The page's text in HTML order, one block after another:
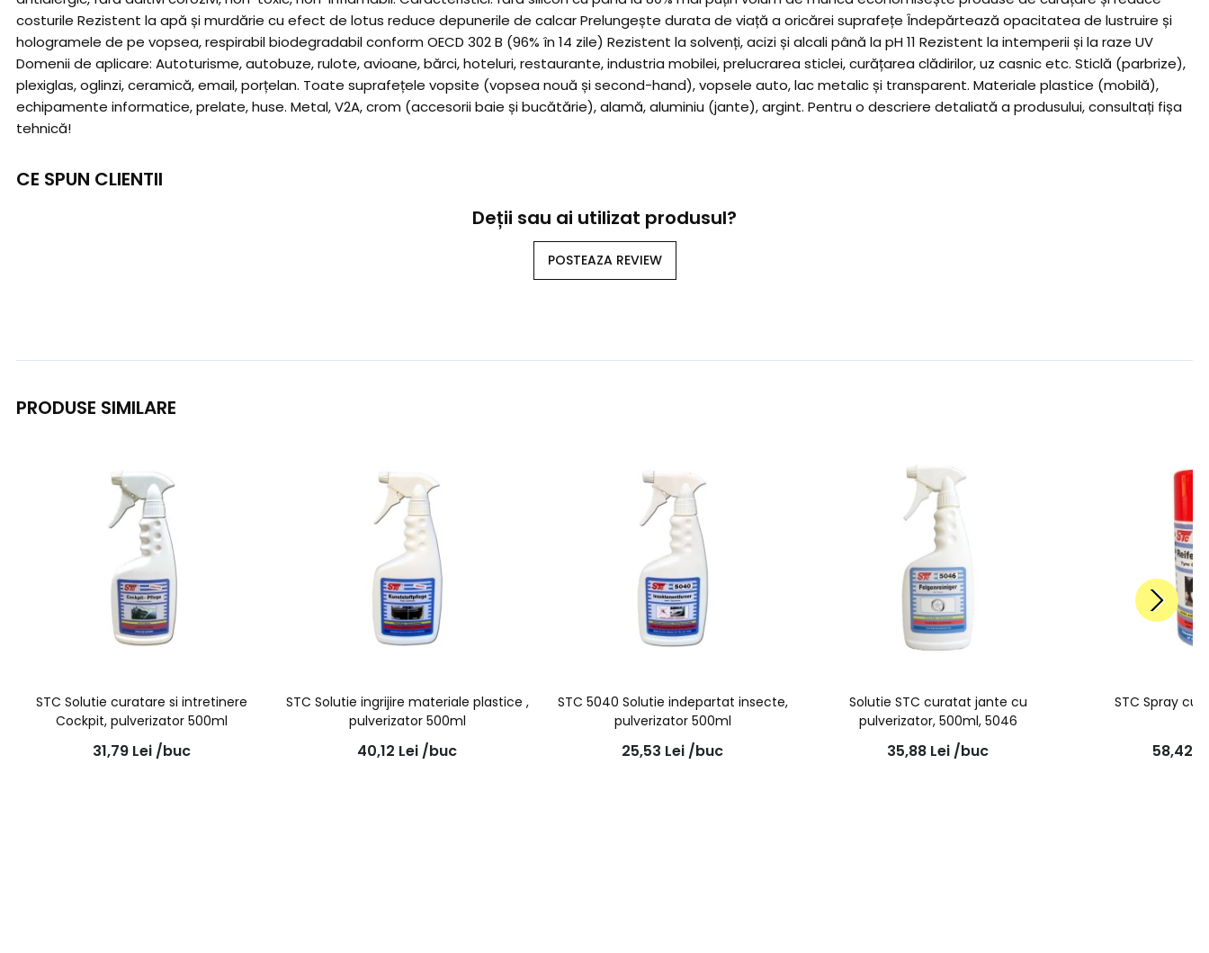
costurile Rezistent la apă și murdărie cu efect de lotus reduce depunerile de calcar Prelungește durata de viață a oricărei suprafețe Îndepărtează opacitatea de lustruire și
hologramele de pe vopsea, respirabil biodegradabil conform OECD 302 B (96% în 14 zile) Rezistent la solvenți, acizi și alcali până la pH 11 Rezistent la intemperii și la raze UV
Domenii de aplicare: Autoturisme, autobuze, rulote, avioane, bărci, hoteluri, restaurante, industria mobilei, prelucrarea sticlei, curățarea clădirilor, uz casnic etc. Sticlă (parbrize),
plexiglas, oglinzi, ceramică, email, porțelan. Toate suprafețele vopsite (vopsea nouă și second-hand), vopsele auto, lac metalic și transparent. Materiale plastice (mobilă),
echipamente informatice, prelate, huse. Metal, V2A, crom (accesorii baie și bucătărie), alamă, aluminiu (jante), argint. Pentru o descriere detaliată a produsului, consultați fișa
tehnică!
CE SPUN CLIENTII
Deții sau ai utilizat produsul?
POSTEAZA REVIEW
PRODUSE SIMILARE
STC Solutie curatare si intretinere
Cockpit, pulverizator 500ml
31,79 Lei /buc
STC Solutie ingrijire materiale plastice ,
pulverizator 500ml
40,12 Lei /buc
STC 5040 Solutie indepartat insecte,
pulverizator 500ml
25,53 Lei /buc
Solutie STC curatat jante cu
pulverizator, 500ml, 5046
35,88 Lei /buc
STC Spray
58,42